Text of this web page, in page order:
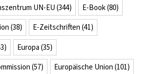
UN-EU (344) E-Book(80)
(38) E-Zeitschriften (41)
Europa (35)
(57) Europäische Union (101)